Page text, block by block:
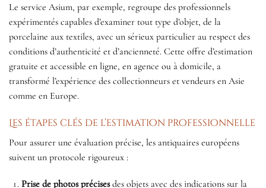
Le service Asium, par exemple, regroupe des professionnels
expérimentés capables d’examiner tout type d’objet, de la
porcelaine aux textiles, avec un sérieux particulier au respect des
conditions d’authenticité et d’ancienneté. Cette offre d’estimation
gratuite et accessible en ligne, en agence ou à domicile, a
transformé l’expérience des collectionneurs et vendeurs en Asie
comme en Europe.
Les étapes clés de l’estimation professionnelle
Pour assurer une évaluation précise, les antiquaires européens
suivent un protocole rigoureux :
Prise de photos précisesdes objets avec des indications sur la